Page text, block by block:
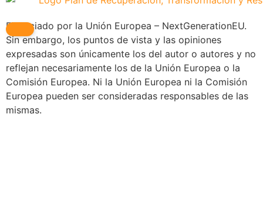
Financiado por la Unión Europea – NextGenerationEU.
Sin embargo, los puntos de vista y las opiniones
expresadas son únicamente los del autor o autores y no
reflejan necesariamente los de la Unión Europea o la
Comisión Europea. Ni la Unión Europea ni la Comisión
Europea pueden ser consideradas responsables de las
mismas.